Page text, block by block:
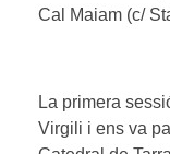
Cal Maiam (c/
La primera
Virgili i ens va